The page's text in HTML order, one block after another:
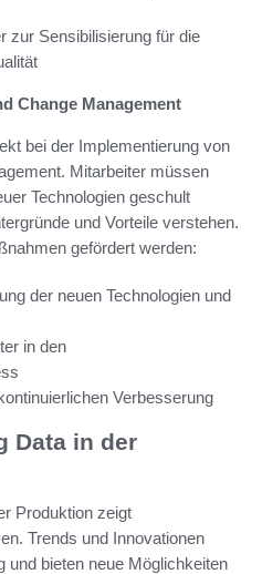
zur Sensibilisierung für die
Change Management
bei der Implementierung von
Mitarbeiter müssen
Technologien geschult
und Vorteile verstehen.
gefördert werden:
der neuen Technologien und
in den
Verbesserung
Data in der
Produktion zeigt
Trends und Innovationen
und bieten neue Möglichkeiten